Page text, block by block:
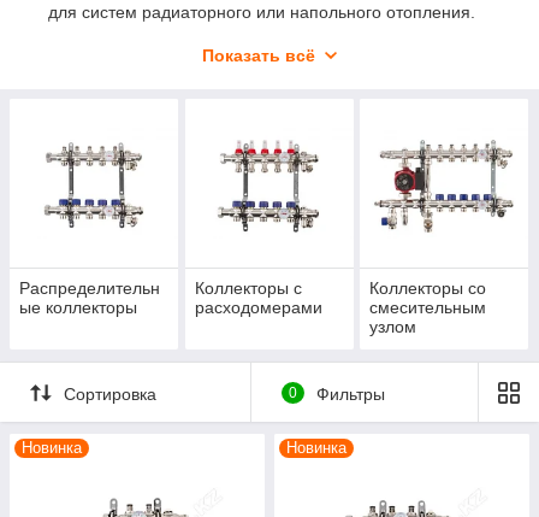
для систем радиаторного или напольного отопления.
клапанами. Приобретаются для организации системы
. Благодаря наличию в
устройстве расходомера можно контролировать
скорость потока теплоносителя в контуре. Подходят
для ручного регулирования системы;
Со смесительным узлом
. Предназначены для
температурой нагрева выше 55 градусов;
Показать всё
Распределительн
ые коллекторы
Коллекторы с
расходомерами
Коллекторы со
смесительным
узлом
Сортировка 0 Фильтры
Новинка Новинка